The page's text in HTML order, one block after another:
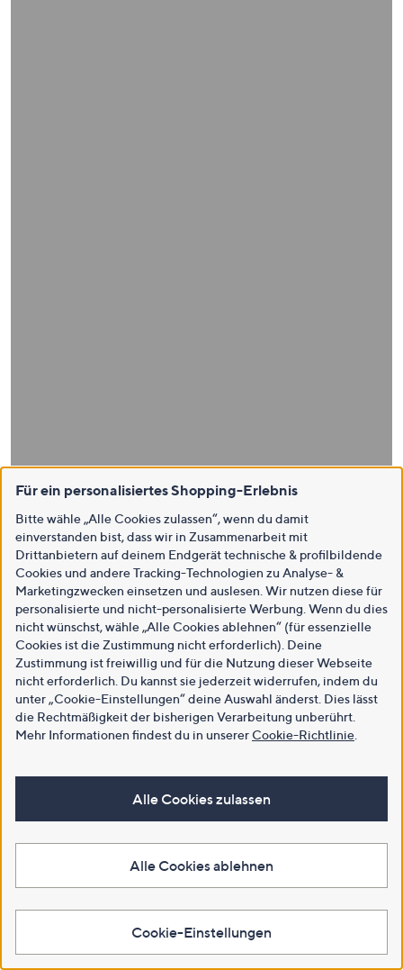
Für ein personalisiertes Shopping-Erlebnis
Bitte wähle „Alle Cookies zulassen“, wenn du damit
einverstanden bist, dass wir in Zusammenarbeit mit
Drittanbietern auf deinem Endgerät technische & profilbildende
Cookies und andere Tracking-Technologien zu Analyse- &
Marketingzwecken einsetzen und auslesen. Wir nutzen diese für
personalisierte und nicht-personalisierte Werbung. Wenn du dies
nicht wünschst, wähle „Alle Cookies ablehnen“ (für essenzielle
Cookies ist die Zustimmung nicht erforderlich). Deine
Zustimmung ist freiwillig und für die Nutzung dieser Webseite
nicht erforderlich. Du kannst sie jederzeit widerrufen, indem du
unter „Cookie-Einstellungen“ deine Auswahl änderst. Dies lässt
die Rechtmäßigkeit der bisherigen Verarbeitung unberührt.
Mehr Informationen findest du in unsererCookie-Richtlinie
Alle Cookies zulassen
Alle Cookies ablehnen
Cookie-Einstellungen